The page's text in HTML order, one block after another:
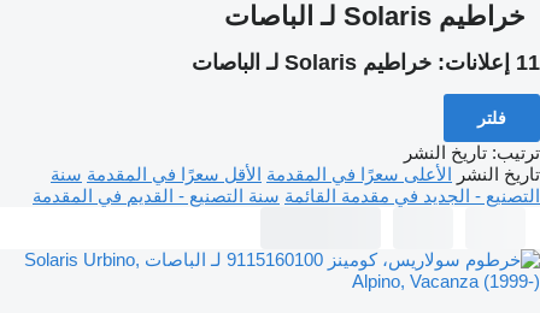
خراطيم Solaris لـ الباصات
11 إعلانات: خراطيم Solaris لـ الباصات
فلتر
ترتيب: تاريخ النشر
تاريخ النشر الأعلى سعرًا في المقدمة الأقل سعرًا في المقدمة سنة
التصنيع - الجديد في مقدمة القائمة سنة التصنيع - القديم في المقدمة